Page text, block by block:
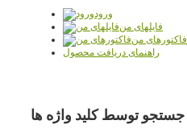
ورود
فایلهای من
فاکتورهای من
راهنمای دریافت محصول
جستجو توسط کلید واژه ها